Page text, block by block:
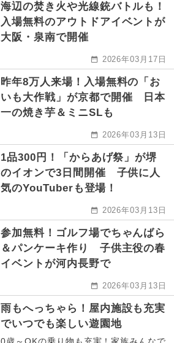
海辺の焚き火や光線銃バトルも！
入場無料のアウトドアイベントが
大阪・泉南で開催
2026年03月17日
昨年8万人来場！入場無料の「お
いも大作戦」が京都で開催 日本
一の焼き芋＆ミニSLも
2026年03月13日
1品300円！「からあげ祭」が堺
のイオンで3日間開催 子供に人
気のYouTuberも登場！
2026年03月13日
参加無料！ゴルフ場でちゃんばら
＆パンケーキ作り 子供主役の春
イベントが河内長野で
2026年03月13日
雨もへっちゃら！屋内施設も充実
でいつでも楽しい遊園地